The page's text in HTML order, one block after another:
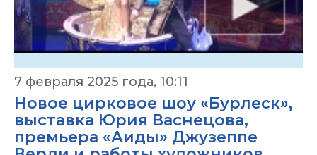
7 февраля 2025 года, 10:11
Новое цирковое шоу «Бурлеск»,
выставка Юрия Васнецова,
премьера «Аиды» Джузеппе